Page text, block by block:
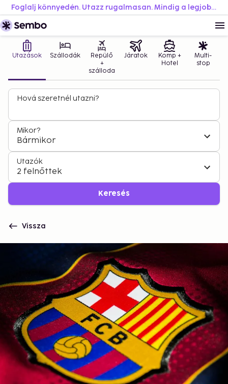
Foglalj könnyedén. Utazz rugalmasan. Mindig a legjobb áron.
Utazások Szállodák
Repülő
+
szálloda
Járatok
Komp +
Hotel
Multi-
stop
Hová szeretnél utazni?
Mikor?
Bármikor
Utazók
2 felnőttek
Keresés
Vissza